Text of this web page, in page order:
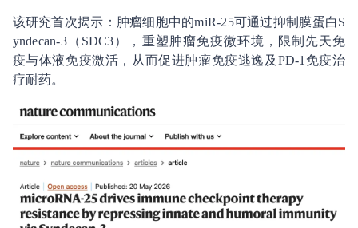
该研究首次揭示：肿瘤细胞中的miR-25可通过抑制膜蛋白S
yndecan-3（SDC3），重塑肿瘤免疫微环境，限制先天免
疫与体液免疫激活，从而促进肿瘤免疫逃逸及PD-1免疫治
疗耐药。